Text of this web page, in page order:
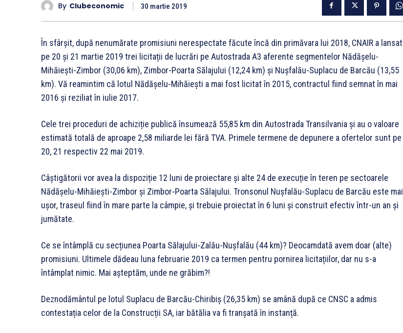
By Clubeconomic 30 martie 2019
În sfârșit, după nenumărate promisiuni nerespectate făcute încă din primăvara lui 2018, CNAIR a lansat
pe 20 și 21 martie 2019 trei licitații de lucrări pe Autostrada A3 aferente segmentelor Nădășelu-
Mihăiești-Zimbor (30,06 km), Zimbor-Poarta Sălajului (12,24 km) și Nușfalău-Suplacu de Barcău (13,55
km). Vă reamintim că lotul Nădășelu-Mihăiești a mai fost licitat în 2015, contractul fiind semnat în mai
2016 și reziliat în iulie 2017.
Cele trei proceduri de achiziție publică însumează 55,85 km din Autostrada Transilvania și au o valoare
estimată totală de aproape 2,58 miliarde lei fără TVA. Primele termene de depunere a ofertelor sunt pe
20, 21 respectiv 22 mai 2019.
Câștigătorii vor avea la dispoziție 12 luni de proiectare și alte 24 de execuție în teren pe sectoarele
Nădășelu-Mihăiești-Zimbor și Zimbor-Poarta Sălajului. Tronsonul Nușfalău-Suplacu de Barcău este mai
ușor, traseul fiind în mare parte la câmpie, și trebuie proiectat în 6 luni și construit efectiv într-un an și
jumătate.
Ce se întâmplă cu secțiunea Poarta Sălajului-Zalău-Nușfalău (44 km)? Deocamdată avem doar (alte)
promisiuni. Ultimele dădeau luna februarie 2019 ca termen pentru pornirea licitațiilor, dar nu s-a
întâmplat nimic. Mai așteptăm, unde ne grăbim?!
Deznodământul pe lotul Suplacu de Barcău-Chiribiș (26,35 km) se amână după ce CNSC a admis
contestația celor de la Construcții SA, iar bătălia va fi tranșată în instanță.